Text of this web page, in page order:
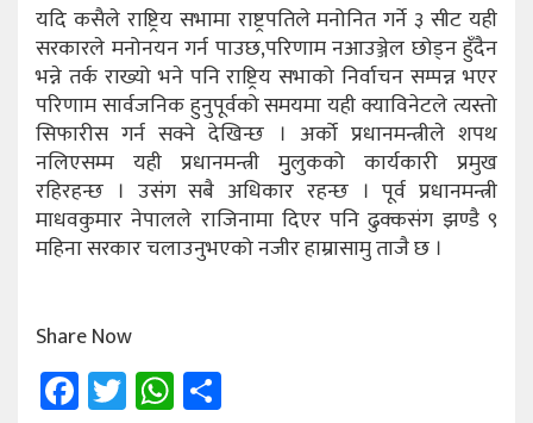
यदि कसैले राष्ट्रिय सभामा राष्ट्रपतिले मनोनित गर्ने ३ सीट यही
सरकारले मनोनयन गर्न पाउछ,परिणाम नआउञ्जेल छोड्न हुँदैन
भन्ने तर्क राख्यो भने पनि राष्ट्रिय सभाको निर्वाचन सम्पन्न भएर
परिणाम सार्वजनिक हुनुपूर्वको समयमा यही क्याविनेटले त्यस्तो
सिफारीस गर्न सक्ने देखिन्छ । अर्को प्रधानमन्त्रीले शपथ
नलिएसम्म यही प्रधानमन्त्री मुुलुकको कार्यकारी प्रमुख
रहिरहन्छ । उसंग सबै अधिकार रहन्छ । पूर्व प्रधानमन्त्री
माधवकुमार नेपालले राजिनामा दिएर पनि ढुक्कसंग झण्डै ९
महिना सरकार चलाउनुभएको नजीर हाम्रासामु ताजै छ ।
Share Now
Facebook
TwitterWhatsApp